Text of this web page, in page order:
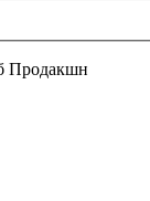
Продакшн